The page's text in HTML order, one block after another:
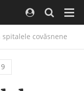
covăsnene